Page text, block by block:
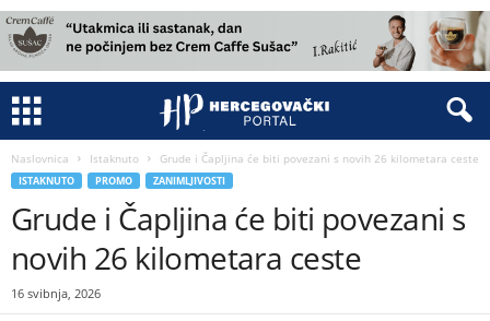
Naslovnica Istaknuto Grude i Čapljina će biti povezani s novih 26 kilometara ceste
ISTAKNUTO PROMO ZANIMLJIVOSTI
Grude i Čapljina će biti povezani s
novih 26 kilometara ceste
16 svibnja, 2026